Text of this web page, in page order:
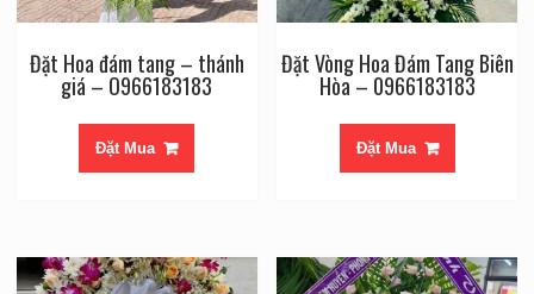
Đặt Hoa đám tang – thánh
giá – O966183183
Đặt Mua
Đặt Vòng Hoa Đám Tang Biên
Hòa – 0966183183
Đặt Mua